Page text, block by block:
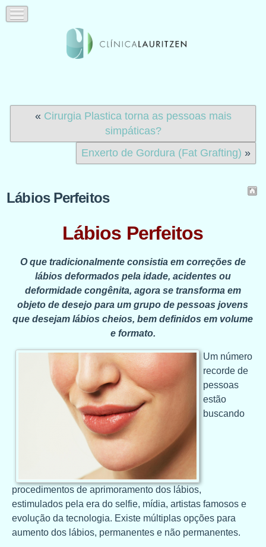
« Cirurgia Plastica torna as pessoas mais
simpáticas?
Enxerto de Gordura (Fat Grafting) »
Lábios Perfeitos
Lábios Perfeitos
O que tradicionalmente consistia em correções de
lábios deformados pela idade, acidentes ou
deformidade congênita, agora se transforma em
objeto de desejo para um grupo de pessoas jovens
que desejam lábios cheios, bem definidos em volume
e formato.
Um número
recorde de
pessoas
estão
buscando
procedimentos de aprimoramento dos lábios,
estimulados pela era do selfie, mídia, artistas famosos e
evolução da tecnologia. Existe múltiplas opções para
aumento dos lábios, permanentes e não permanentes.